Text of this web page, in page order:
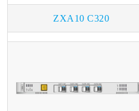
ZXA10 C320